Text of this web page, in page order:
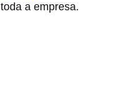
a empresa.